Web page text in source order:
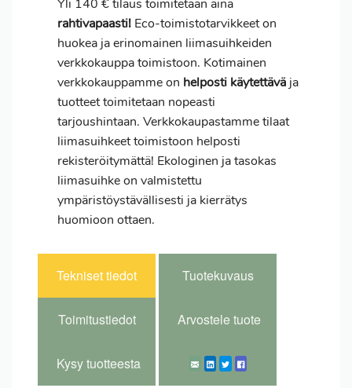
Yli 140 € tilaus toimitetaan aina
rahtivapaasti! Eco-toimistotarvikkeet on
huokea ja erinomainen liimasuihkeiden
verkkokauppa toimistoon. Kotimainen
verkkokauppamme on helposti käytettäväja
tuotteet toimitetaan nopeasti
tarjoushintaan. Verkkokaupastamme tilaat
liimasuihkeet toimistoon helposti
rekisteröitymättä! Ekologinen ja tasokas
liimasuihke on valmistettu
ympäristöystävällisesti ja kierrätys
huomioon ottaen.
Tekniset tiedot Tuotekuvaus
Toimitustiedot Arvostele tuote
Kysy tuotteesta